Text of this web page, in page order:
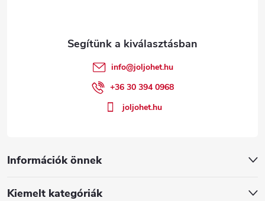
Információk önnek
Kiemelt kategóriák
info@joljohet.hu
+36 30 394 0968
joljohet.hu